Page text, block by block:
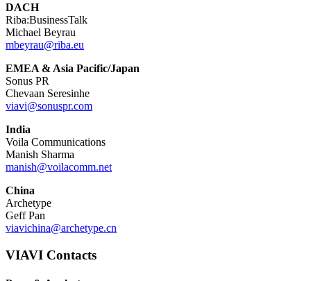
DACH
Riba:BusinessTalk
Michael Beyrau
mbeyrau@riba.eu
EMEA & Asia Pacific/Japan
Sonus PR
Chevaan Seresinhe
viavi@sonuspr.com
India
Voila Communications
Manish Sharma
manish@voilacomm.net
China
Archetype
Geff Pan
viavichina@archetype.cn
VIAVI Contacts